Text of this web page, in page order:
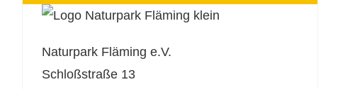
Naturpark Fläming e.V.
Schloßstraße 13